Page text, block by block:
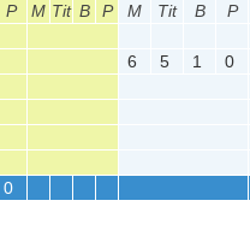
P M Tit B P M Tit B P
6 5 1
0
0